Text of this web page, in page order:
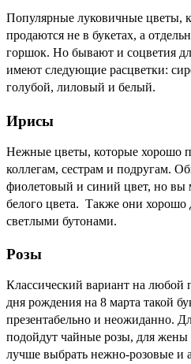
Популярные луковичные цветы,
продаются не в букетах, а
горшок. Но бывают и соцветия
имеют следующие расцветки:
голубой, лиловый и белый.
Ирисы
Нежные цветы, которые хорошо
коллегам, сестрам и подругам.
фиолетовый и синий цвет, но вы
белого цвета. Также они
светлыми бутонами.
Розы
Классический вариант на любой
дня рождения на 8 марта такой
презентабельно и неожиданно.
подойдут чайные розы, для
лучше выбрать нежно-розовые и